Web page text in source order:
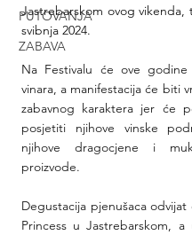
PUTOVANJA
ZABAVA
Jastrebarskom ovog vikenda,
svibnja 2024.
Na Festivalu će ove godine
vinara, a manifestacija će biti
zabavnog karaktera jer će
posjetiti njihove vinske
njihove dragocjene i
proizvode.
Degustacija pjenušaca
Princess u Jastrebarskom, a